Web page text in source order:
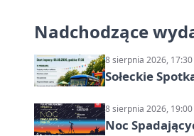
Nadchodzące
8 sierpnia 2026, 17:30
Sołeckie
8 sierpnia 2026, 19:00
Noc